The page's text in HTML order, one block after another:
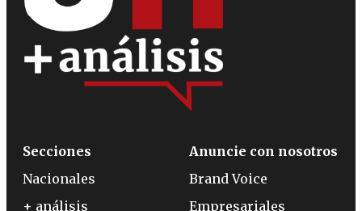
Secciones
Nacionales
+ análisis
Anuncie con nosotros
Brand Voice
Empresariales